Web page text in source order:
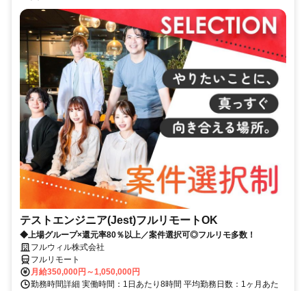
テストエンジニア(Jest)フルリモートOK
◆上場グループ×還元率80％以上／案件選択可◎フルリモ多数！
フルウィル株式会社
フルリモート
月給350,000円～1,050,000円
勤務時間詳細 実働時間：1日あたり8時間 平均勤務日数：1ヶ月あた